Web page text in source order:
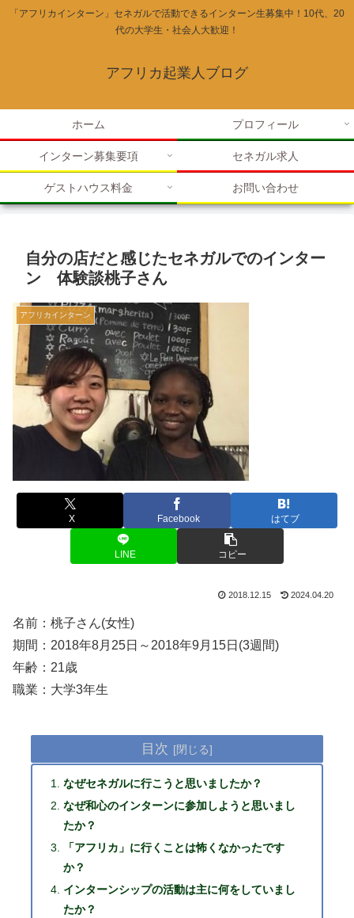
「アフリカインターン」セネガルで活動できるインターン生募集中！10代、20
代の大学生・社会人大歓迎！
アフリカ起業人ブログ
ホーム プロフィール
インターン募集要項 セネガル求人
ゲストハウス料金 お問い合わせ
自分の店だと感じたセネガルでのインター
ン 体験談桃子さん
アフリカインターン
X Facebook はてブ
LINE コピー
2018.12.15 2024.04.20
名前：桃子さん(女性)
期間：2018年8月25日～2018年9月15日(3週間)
年齢：21歳
職業：大学3年生
目次
なぜセネガルに行こうと思いましたか？
なぜ和心のインターンに参加しようと思いまし
たか？
「アフリカ」に行くことは怖くなかったです
か？
インターンシップの活動は主に何をしていまし
たか？